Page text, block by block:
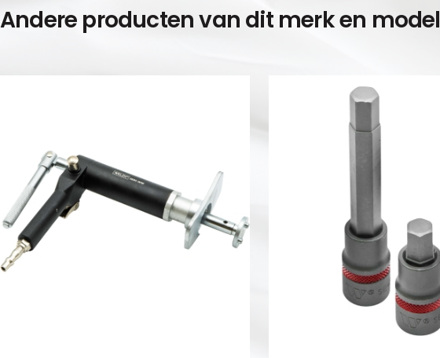
Andere producten van dit merk en model